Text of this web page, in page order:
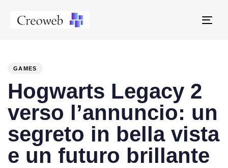
GAMES
Hogwarts Legacy 2
verso l’annuncio: un
segreto in bella vista
e un futuro brillante